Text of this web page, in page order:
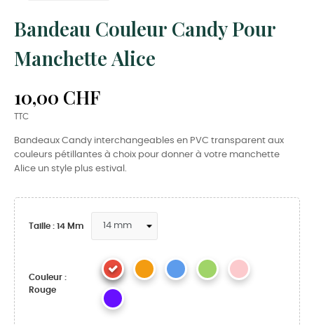
Bandeau Couleur Candy Pour
Manchette Alice
10,00 CHF
TTC
Bandeaux Candy interchangeables en PVC transparent aux
couleurs pétillantes à choix pour donner à votre manchette
Alice un style plus estival.
Taille : 14 Mm
Couleur :
Rouge